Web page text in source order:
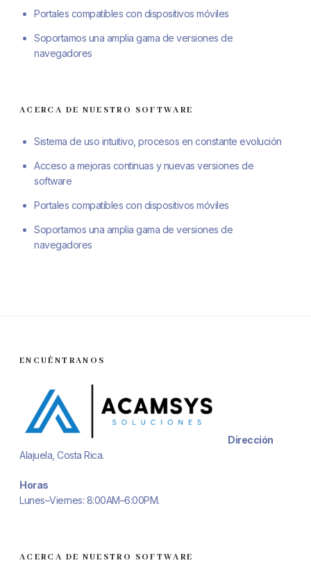
Portales compatibles con dispositivos móviles
Soportamos una amplia gama de versiones de
navegadores
ACERCA DE NUESTRO SOFTWARE
Sistema de uso intuitivo, procesos en constante evolución
Acceso a mejoras continuas y nuevas versiones de
software
Portales compatibles con dispositivos móviles
Soportamos una amplia gama de versiones de
navegadores
ENCUÉNTRANOS
Dirección
Alajuela, Costa Rica.
Horas
Lunes–Viernes: 8:00AM–6:00PM.
ACERCA DE NUESTRO SOFTWARE